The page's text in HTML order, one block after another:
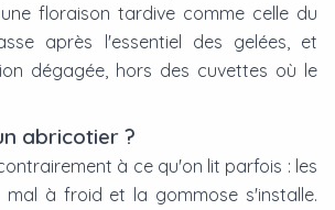
floraison tardive comme celle du
après l'essentiel des gelées, et
dégagée, hors des cuvettes où le
abricotier ?
à ce qu'on lit parfois : les
mal à froid et la gommose s'installe.